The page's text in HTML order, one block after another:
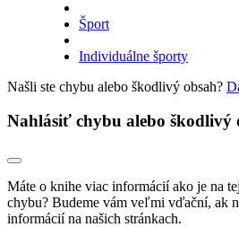
Šport
Individuálne športy
Našli ste chybu alebo škodlivý obsah?
Nahlásiť chybu alebo škodlivý
Máte o knihe viac informácií ako je na
chybu? Budeme vám veľmi vďační, ak
informácií na našich stránkach.